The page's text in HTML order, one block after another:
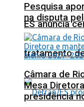
ES anuncia
tratamento
Pesquisa
na disputa
Câmara de
Mesa
presidência